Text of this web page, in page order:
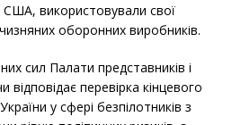
використовували свої
оборонних виробників.
сил Палати представників і
перевірка кінцевого
у сфері безпілотників з